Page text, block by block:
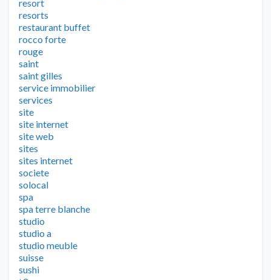
resort
resorts
restaurant buffet
rocco forte
rouge
saint
saint gilles
service immobilier
services
site
site internet
site web
sites
sites internet
societe
solocal
spa
spa terre blanche
studio
studio a
studio meuble
suisse
sushi